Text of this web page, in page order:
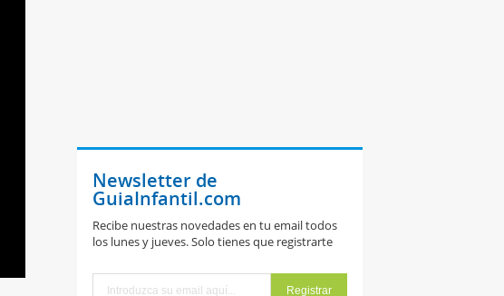
Newsletter de
GuiaInfantil.com
Recibe nuestras novedades en tu email todos
los lunes y jueves. Solo tienes que registrarte